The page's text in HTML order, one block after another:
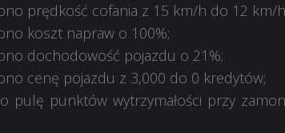
prędkość cofania z 15 km/h do 12 km/
koszt napraw o 100%;
dochodowość pojazdu o 21%;
cenę pojazdu z 3,000 do 0 kredytów;
pulę punktów wytrzymałości przy